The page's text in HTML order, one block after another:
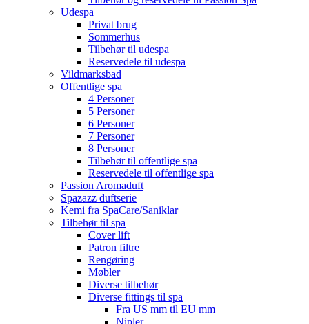
Udespa
Privat brug
Sommerhus
Tilbehør til udespa
Reservedele til udespa
Vildmarksbad
Offentlige spa
4 Personer
5 Personer
6 Personer
7 Personer
8 Personer
Tilbehør til offentlige spa
Reservedele til offentlige spa
Passion Aromaduft
Spazazz duftserie
Kemi fra SpaCare/Saniklar
Tilbehør til spa
Cover lift
Patron filtre
Rengøring
Møbler
Diverse tilbehør
Diverse fittings til spa
Fra US mm til EU mm
Nipler